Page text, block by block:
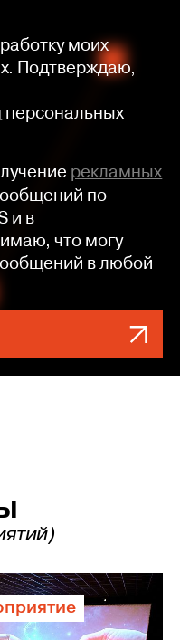
моих
Подтверждаю,
персональных
рекламных
по
и в
что могу
в любой